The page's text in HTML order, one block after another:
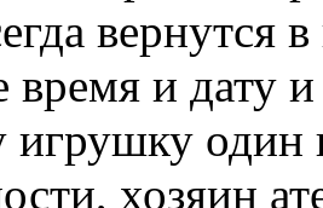
время и дату
игрушку
хозяин